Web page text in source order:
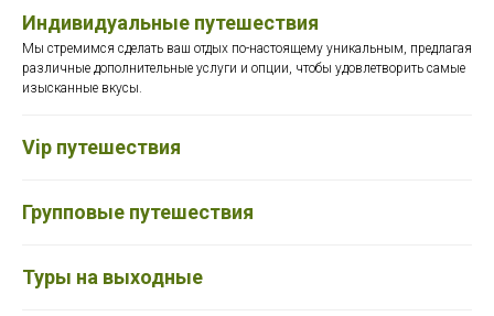
Индивидуальные путешествия
Мы стремимся сделать ваш отдых по-настоящему уникальным, предлагая
различные дополнительные услуги и опции, чтобы удовлетворить самые
изысканные вкусы.
Vip путешествия
Групповые путешествия
Туры на выходные